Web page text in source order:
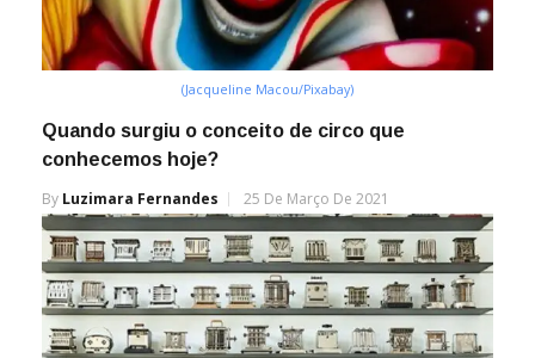
(Jacqueline Macou/Pixabay)
Quando surgiu o conceito de circo que
conhecemos hoje?
By Luzimara Fernandes 25 De Março De 2021